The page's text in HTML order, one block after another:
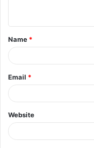
t
*
Name *
Email *
Website